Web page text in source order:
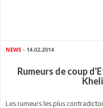
NEWS - 14.02.2014
Rumeurs de coup
Les rumeurs les plus